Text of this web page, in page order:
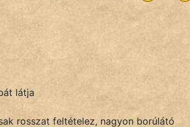
látja
rosszat feltételez, nagyon borúlátó